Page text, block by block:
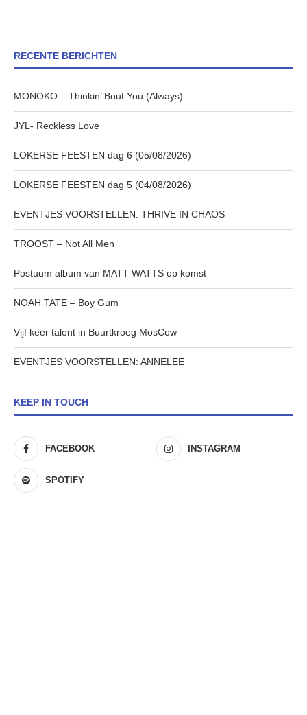
RECENTE BERICHTEN
MONOKO – Thinkin’ Bout You (Always)
JYL- Reckless Love
LOKERSE FEESTEN dag 6 (05/08/2026)
LOKERSE FEESTEN dag 5 (04/08/2026)
EVENTJES VOORSTELLEN: THRIVE IN CHAOS
TROOST – Not All Men
Postuum album van MATT WATTS op komst
NOAH TATE – Boy Gum
Vijf keer talent in Buurtkroeg MosCow
EVENTJES VOORSTELLEN: ANNELEE
KEEP IN TOUCH
FACEBOOK INSTAGRAM
SPOTIFY